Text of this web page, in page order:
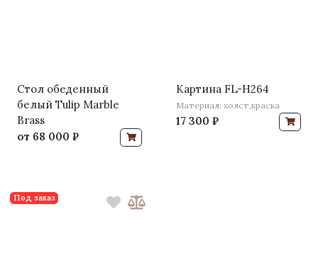
Стол обеденный
белый Tulip Marble
Brass
от 68 000 ₽
Картина FL-H264
Материал: холст,краска
17 300 ₽
Под заказ